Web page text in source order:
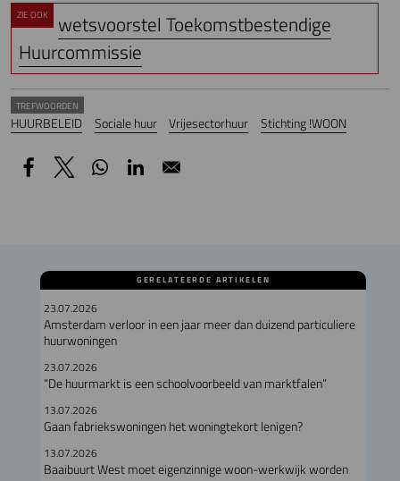
ZIE OOK
wetsvoorstel Toekomstbestendige
Huurcommissie
TREFWOORDEN
HUURBELEID Sociale huur Vrijesectorhuur Stichting !WOON
GERELATEERDE ARTIKELEN
23.07.2026
Amsterdam verloor in een jaar meer dan duizend particuliere
huurwoningen
23.07.2026
“De huurmarkt is een schoolvoorbeeld van marktfalen”
13.07.2026
Gaan fabriekswoningen het woningtekort lenigen?
13.07.2026
Baaibuurt West moet eigenzinnige woon-werkwijk worden